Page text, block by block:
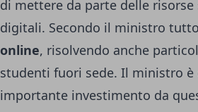
di mettere da parte delle
digitali. Secondo il ministro
online, risolvendo anche
studenti fuori sede. Il ministro è
importante investimento da